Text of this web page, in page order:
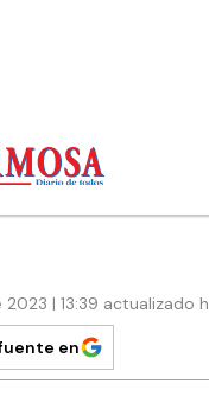
2023 | 13:39 actualizado
en